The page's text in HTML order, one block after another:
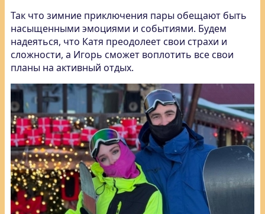
Так что зимние приключения пары обещают быть
насыщенными эмоциями и событиями. Будем
надеяться, что Катя преодолеет свои страхи и
сложности, а Игорь сможет воплотить все свои
планы на активный отдых.